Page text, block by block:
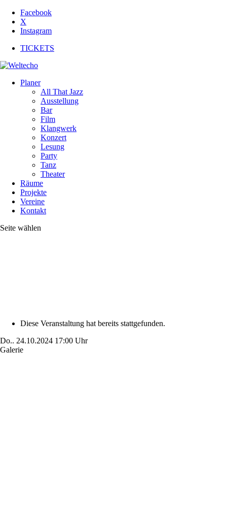
Facebook
X
Instagram
TICKETS
Planer
All That Jazz
Ausstellung
Bar
Film
Klangwerk
Konzert
Lesung
Party
Tanz
Theater
Räume
Projekte
Vereine
Kontakt
Seite wählen
Diese Veranstaltung hat bereits stattgefunden.
Do.. 24.10.2024 17:00 Uhr
Galerie